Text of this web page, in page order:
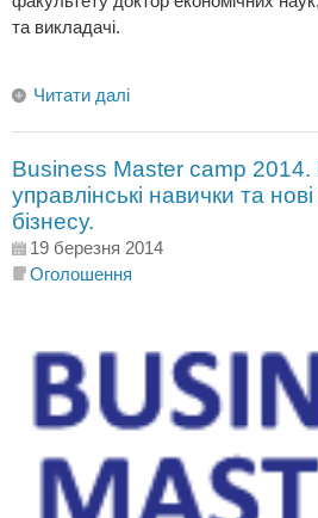
та викладачі.
Читати далі
Business Master camp 2014.
управлінські навички та
бізнесу.
19 березня 2014
Оголошення